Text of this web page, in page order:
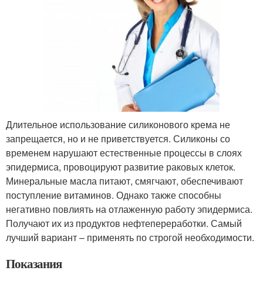
Длительное использование силиконового крема не
запрещается, но и не приветствуется. Силиконы со
временем нарушают естественные процессы в слоях
эпидермиса, провоцируют развитие раковых клеток.
Минеральные масла питают, смягчают, обеспечивают
поступление витаминов. Однако также способны
негативно повлиять на отлаженную работу эпидермиса.
Получают их из продуктов нефтепереработки. Самый
лучший вариант – применять по строгой необходимости.
Показания